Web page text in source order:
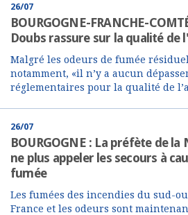
26/07
BOURGOGNE-FRANCHE-
Doubs rassure sur la qualité de
Malgré les odeurs de fumée
notamment, «il n’y a aucun
réglementaires pour la qualité de
26/07
BOURGOGNE : La préfète de
ne plus appeler les secours à
fumée
Les fumées des incendies du sud-
France et les odeurs sont